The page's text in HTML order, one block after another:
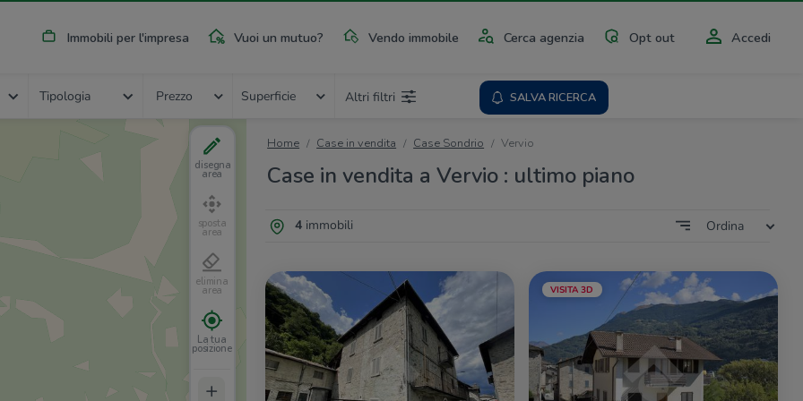
Immobili per l'impresa Vuoi un mutuo? Vendo immobile Cerca agenzia Opt out Accedi
Tipologia Prezzo Superficie Altri filtri SALVA RICERCA
Home Case in vendita Case Sondrio Vervio
Case in vendita a Vervio : ultimo piano
4immobili Ordina
VISITA 3D
disegna
area
sposta
area
elimina
area
La tua
posizione
+